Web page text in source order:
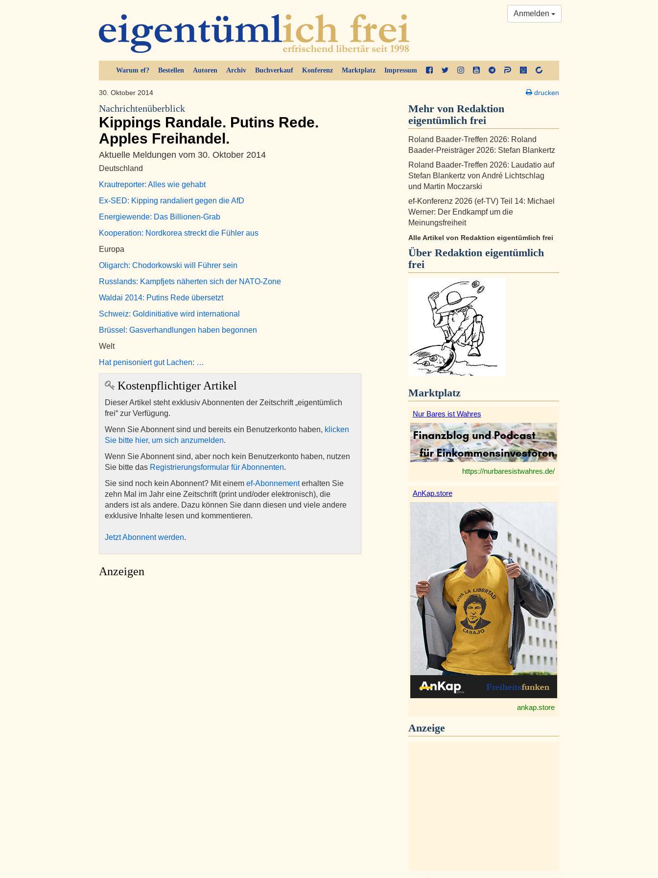
Warum ef? Bestellen Autoren Archiv Buchverkauf Konferenz Marktplatz Impressum
Anmelden
30. Oktober 2014
Nachrichtenüberblick
Kippings Randale. Putins Rede.
Apples Freihandel.
Aktuelle Meldungen vom 30. Oktober 2014
Deutschland
Krautreporter: Alles wie gehabt
Ex-SED: Kipping randaliert gegen die AfD
Energiewende: Das Billionen-Grab
Kooperation: Nordkorea streckt die Fühler aus
Europa
Oligarch: Chodorkowski will Führer sein
Russlands: Kampfjets näherten sich der NATO-Zone
Waldai 2014: Putins Rede übersetzt
Schweiz: Goldinitiative wird international
Brüssel: Gasverhandlungen haben begonnen
Welt
Hat penisoniert gut Lachen: …
Kostenpflichtiger Artikel
Dieser Artikel steht exklusiv Abonnenten der Zeitschrift „eigentümlich
frei“ zur Verfügung.
Wenn Sie Abonnent sind und bereits ein Benutzerkonto haben, klicken
Sie bitte hier, um sich anzumelden.
Wenn Sie Abonnent sind, aber noch kein Benutzerkonto haben, nutzen
Sie bitte das Registrierungsformular für Abonnenten.
Sie sind noch kein Abonnent? Mit einem ef-Abonnementerhalten Sie
zehn Mal im Jahr eine Zeitschrift (print und/oder elektronisch), die
anders ist als andere. Dazu können Sie dann diesen und viele andere
exklusive Inhalte lesen und kommentieren.
Jetzt Abonnent werden.
Anzeigen
drucken
Mehr von Redaktion
eigentümlich frei
Roland Baader-Treffen 2026: Roland
Baader-Preisträger 2026: Stefan Blankertz
Roland Baader-Treffen 2026: Laudatio auf
Stefan Blankertz von André Lichtschlag
und Martin Moczarski
ef-Konferenz 2026 (ef-TV) Teil 14: Michael
Werner: Der Endkampf um die
Meinungsfreiheit
Alle Artikel von Redaktion eigentümlich frei
Über Redaktion eigentümlich
frei
Marktplatz
Nur Bares ist Wahres
https://nurbaresistwahres.de/
AnKap.store
ankap.store
Anzeige